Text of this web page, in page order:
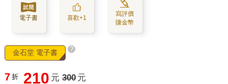
電子書 喜歡+1
寫評價
賺金幣
金石堂 電子書 ?
7 折 210 元 300 元